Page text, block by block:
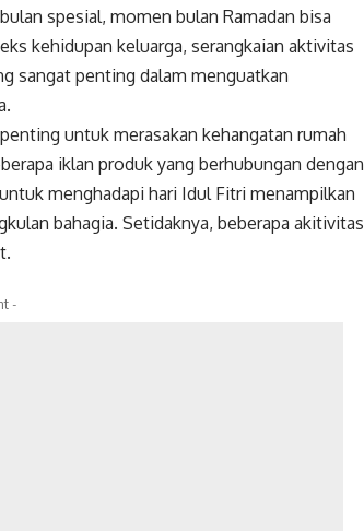
spesial, momen bulan Ramadan bisa
kehidupan keluarga, serangkaian aktivitas
sangat penting dalam menguatkan
untuk merasakan kehangatan rumah
iklan produk yang berhubungan dengan
menghadapi hari Idul Fitri menampilkan
bahagia. Setidaknya, beberapa akitivitas
-